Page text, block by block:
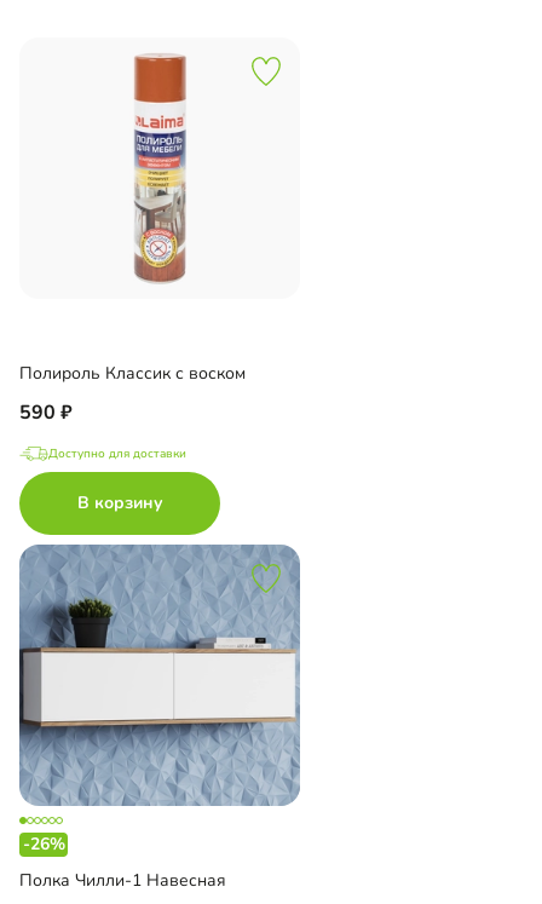
Полироль Классик с воском
590
Доступно для доставки
В корзину
-26%
Полка Чилли-1 Навесная